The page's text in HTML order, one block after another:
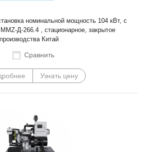
номинальной мощность 104 кВт, с
Д-266.4 , стационарное, закрытое
Китай
Сравнить
Узнать цену